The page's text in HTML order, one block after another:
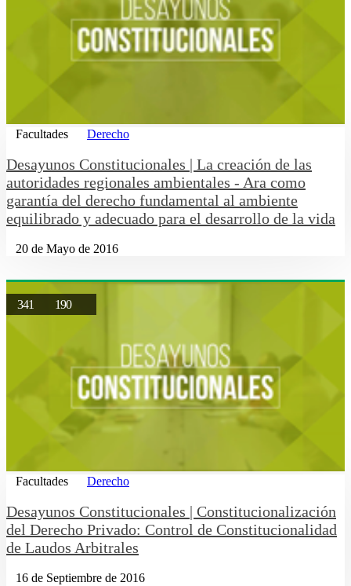
Facultades Derecho
Desayunos Constitucionales | La creación de las
autoridades regionales ambientales - Ara como
garantía del derecho fundamental al ambiente
equilibrado y adecuado para el desarrollo de la vida
20 de Mayo de 2016
341 190
Facultades Derecho
Desayunos Constitucionales | Constitucionalización
del Derecho Privado: Control de Constitucionalidad
de Laudos Arbitrales
16 de Septiembre de 2016